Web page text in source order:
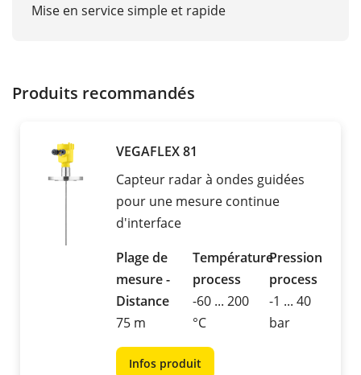
Mise en service simple et rapide
Produits recommandés
VEGAFLEX 81
Capteur radar à ondes guidées
pour une mesure continue
d'interface
Plage de
mesure -
Distance
75 m
Température
process
-60 ... 200
°C
Pression
process
-1 ... 40
bar
Infos produit